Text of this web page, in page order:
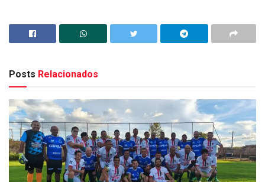
Posts Relacionados